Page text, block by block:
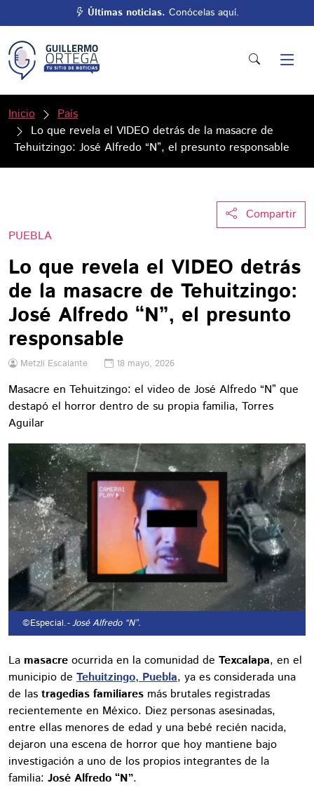
Últimas noticias. Conócelas aquí.
Inicio
País
Lo que revela el VIDEO detrás de la masacre de
Tehuitzingo: José Alfredo “N”, el presunto responsable
Compartir
PUEBLA
Lo que revela el VIDEO detrás
de la masacre de Tehuitzingo:
José Alfredo “N”, el presunto
responsable
Metzli Escalante 18 mayo, 2026
Masacre en Tehuitzingo: el video de José Alfredo “N” que
destapó el horror dentro de su propia familia, Torres
Aguilar
©Especial.- José Alfredo “N”.
La masacre ocurrida en la comunidad de Texcalapa, en el
municipio de Tehuitzingo, Puebla, ya es considerada una
de las tragedias familiares más brutales registradas
recientemente en México. Diez personas asesinadas,
entre ellas menores de edad y una bebé recién nacida,
dejaron una escena de horror que hoy mantiene bajo
investigación a uno de los propios integrantes de la
familia: José Alfredo “N”.